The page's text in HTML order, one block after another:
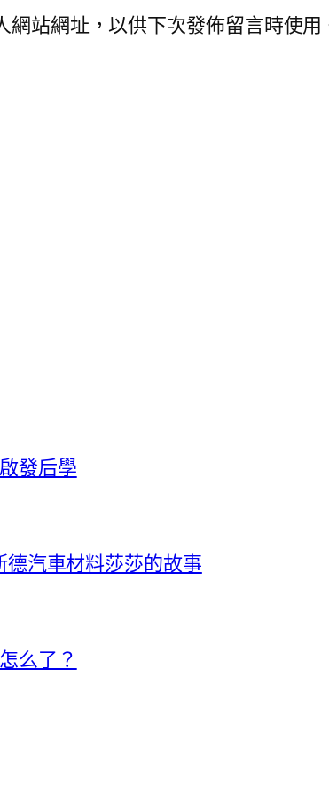
站網址，以供下次發佈留言時使用
發后學
德汽車材料莎莎的故事
么了？